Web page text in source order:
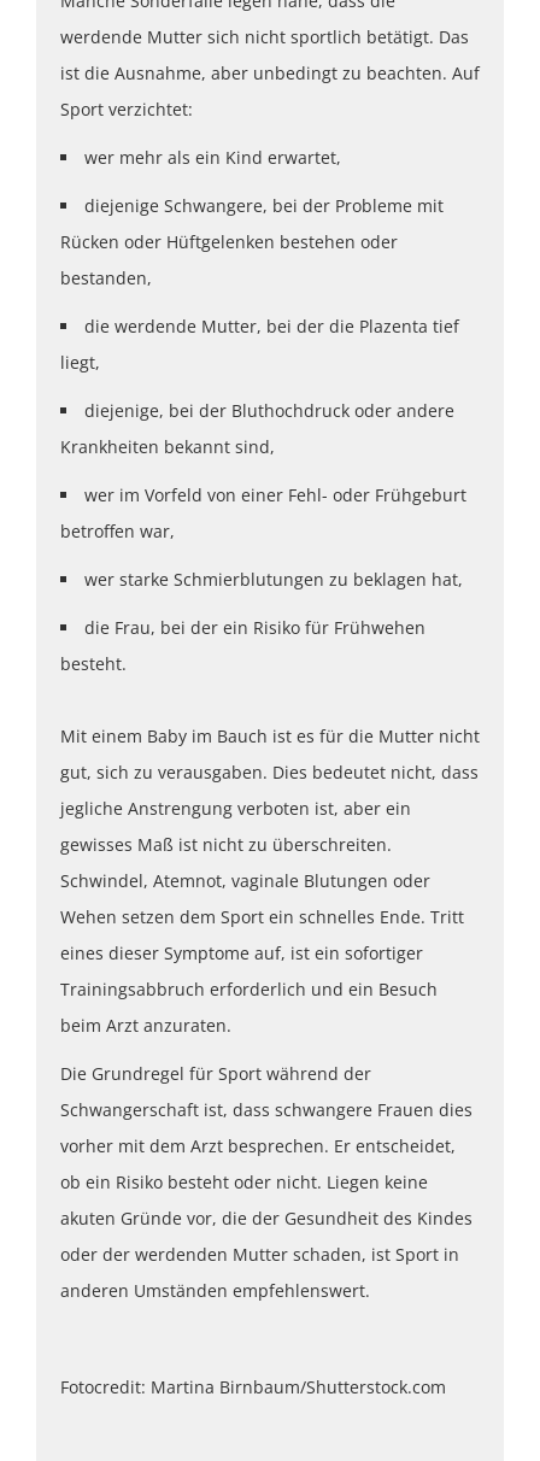
werdende Mutter sich nicht sportlich betätigt. Das
ist die Ausnahme, aber unbedingt zu beachten. Auf
Sport verzichtet:
wer mehr als ein Kind erwartet,
diejenige Schwangere, bei der Probleme mit
Rücken oder Hüftgelenken bestehen oder
bestanden,
die werdende Mutter, bei der die Plazenta tief
liegt,
diejenige, bei der Bluthochdruck oder andere
Krankheiten bekannt sind,
wer im Vorfeld von einer Fehl- oder Frühgeburt
betroffen war,
wer starke Schmierblutungen zu beklagen hat,
die Frau, bei der ein Risiko für Frühwehen
besteht.
Mit einem Baby im Bauch ist es für die Mutter nicht
gut, sich zu verausgaben. Dies bedeutet nicht, dass
jegliche Anstrengung verboten ist, aber ein
gewisses Maß ist nicht zu überschreiten.
Schwindel, Atemnot, vaginale Blutungen oder
Wehen setzen dem Sport ein schnelles Ende. Tritt
eines dieser Symptome auf, ist ein sofortiger
Trainingsabbruch erforderlich und ein Besuch
beim Arzt anzuraten.
Die Grundregel für Sport während der
Schwangerschaft ist, dass schwangere Frauen dies
vorher mit dem Arzt besprechen. Er entscheidet,
ob ein Risiko besteht oder nicht. Liegen keine
akuten Gründe vor, die der Gesundheit des Kindes
oder der werdenden Mutter schaden, ist Sport in
anderen Umständen empfehlenswert.
Fotocredit: Martina Birnbaum/Shutterstock.com